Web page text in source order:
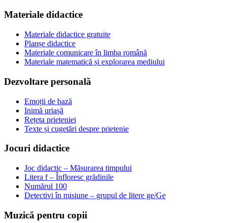
Materiale didactice
Materiale didactice gratuite
Planșe didactice
Materiale comunicare în limba română
Materiale matematică și explorarea mediului
Dezvoltare personală
Emoții de bază
Inimă uriașă
Rețeta prieteniei
Texte și cugetări despre prietenie
Jocuri didactice
Joc didactic – Măsurarea timpului
Litera f – Înfloresc grădinile
Numărul 100
Detectivi în misiune – grupul de litere ge/Ge
Muzică pentru copii